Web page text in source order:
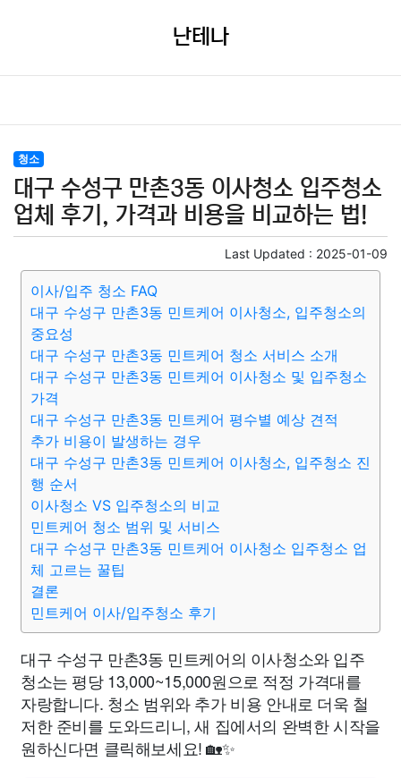
난테나
청소
대구 수성구 만촌3동 이사청소 입주청소
업체 후기, 가격과 비용을 비교하는 법!
Last Updated : 2025-01-09
이사/입주 청소 FAQ
대구 수성구 만촌3동 민트케어 이사청소, 입주청소의
중요성
대구 수성구 만촌3동 민트케어 청소 서비스 소개
대구 수성구 만촌3동 민트케어 이사청소 및 입주청소
가격
대구 수성구 만촌3동 민트케어 평수별 예상 견적
추가 비용이 발생하는 경우
대구 수성구 만촌3동 민트케어 이사청소, 입주청소 진
행 순서
이사청소 VS 입주청소의 비교
민트케어 청소 범위 및 서비스
대구 수성구 만촌3동 민트케어 이사청소 입주청소 업
체 고르는 꿀팁
결론
민트케어 이사/입주청소 후기
대구 수성구 만촌3동 민트케어의 이사청소와 입주
청소는 평당 13,000~15,000원으로 적정 가격대를
자랑합니다. 청소 범위와 추가 비용 안내로 더욱 철
저한 준비를 도와드리니, 새 집에서의 완벽한 시작을
원하신다면 클릭해보세요! 🏡✨